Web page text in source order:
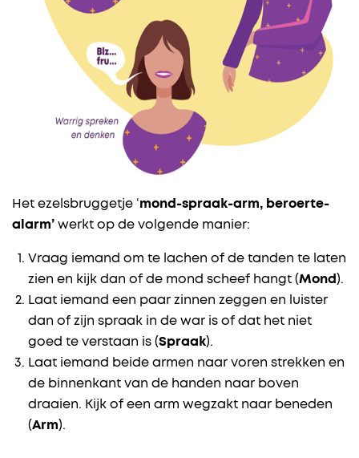
Het ezelsbruggetje ‘mond-spraak-arm, beroerte-
alarm’ werkt op de volgende manier:
Vraag iemand om te lachen of de tanden te laten
zien en kijk dan of de mond scheef hangt (Mond ).
Laat iemand een paar zinnen zeggen en luister
dan of zijn spraak in de war is of dat het niet
goed te verstaan is (Spraak).
Laat iemand beide armen naar voren strekken en
de binnenkant van de handen naar boven
draaien. Kijk of een arm wegzakt naar beneden
(Arm).